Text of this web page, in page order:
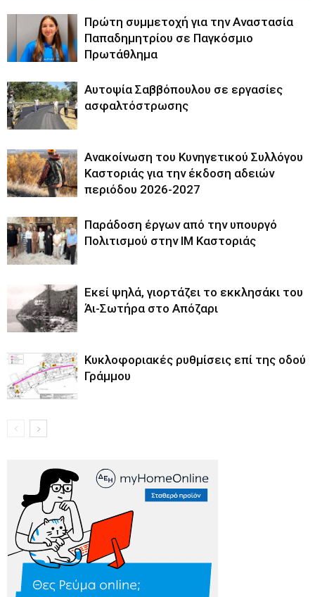
Πρώτη συμμετοχή για την Αναστασία
Παπαδημητρίου σε Παγκόσμιο
Πρωτάθλημα
Αυτοψία Σαββόπουλου σε εργασίες
ασφαλτόστρωσης
Ανακοίνωση του Κυνηγετικού Συλλόγου
Καστοριάς για την έκδοση αδειών
περιόδου 2026-2027
Παράδοση έργων από την υπουργό
Πολιτισμού στην ΙΜ Καστοριάς
Εκεί ψηλά, γιορτάζει το εκκλησάκι του
Άι-Σωτήρα στο Απόζαρι
Κυκλοφοριακές ρυθμίσεις επί της οδού
Γράμμου